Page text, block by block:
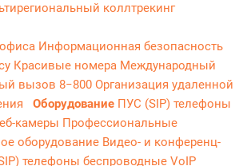
коллтрекинг
Информационная безопасность
Красивые номера Международный
вызов 8−800 Организация удаленной
Оборудование ПУС (SIP) телефоны
камеры Профессиональные
оборудование Видео- и конференц-
телефоны беспроводные VoIP